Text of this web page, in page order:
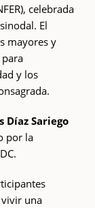
celebrada
El
mayores y
y los
Díaz Sariego
por la
una